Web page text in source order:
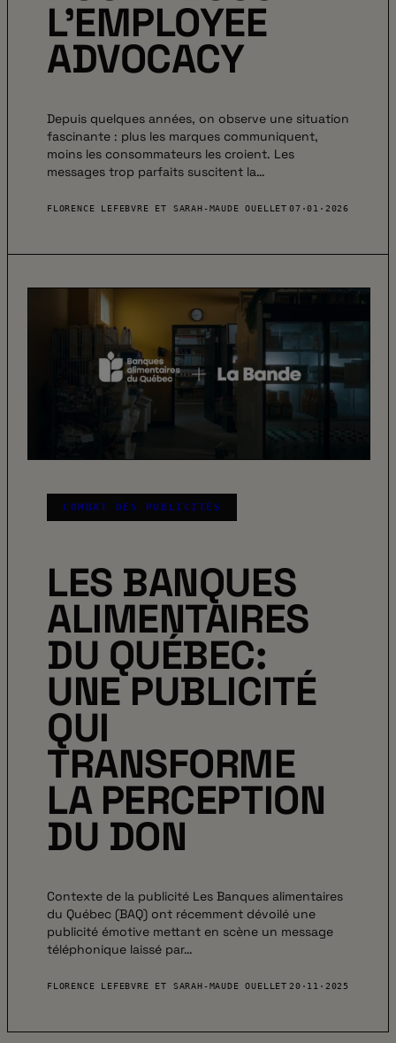
L’EMPLOYEE
ADVOCACY
Depuis quelques années, on observe une situation
fascinante : plus les marques communiquent,
moins les consommateurs les croient. Les
messages trop parfaits suscitent la…
FLORENCE LEFEBVRE ET SARAH-MAUDE OUELLET 07·01·2026
COMBAT DES PUBLICITÉS
LES BANQUES
ALIMENTAIRES
DU QUÉBEC:
UNE PUBLICITÉ
QUI
TRANSFORME
LA PERCEPTION
DU DON
Contexte de la publicité Les Banques alimentaires
du Québec (BAQ) ont récemment dévoilé une
publicité émotive mettant en scène un message
téléphonique laissé par…
FLORENCE LEFEBVRE ET SARAH-MAUDE OUELLET 20·11·2025